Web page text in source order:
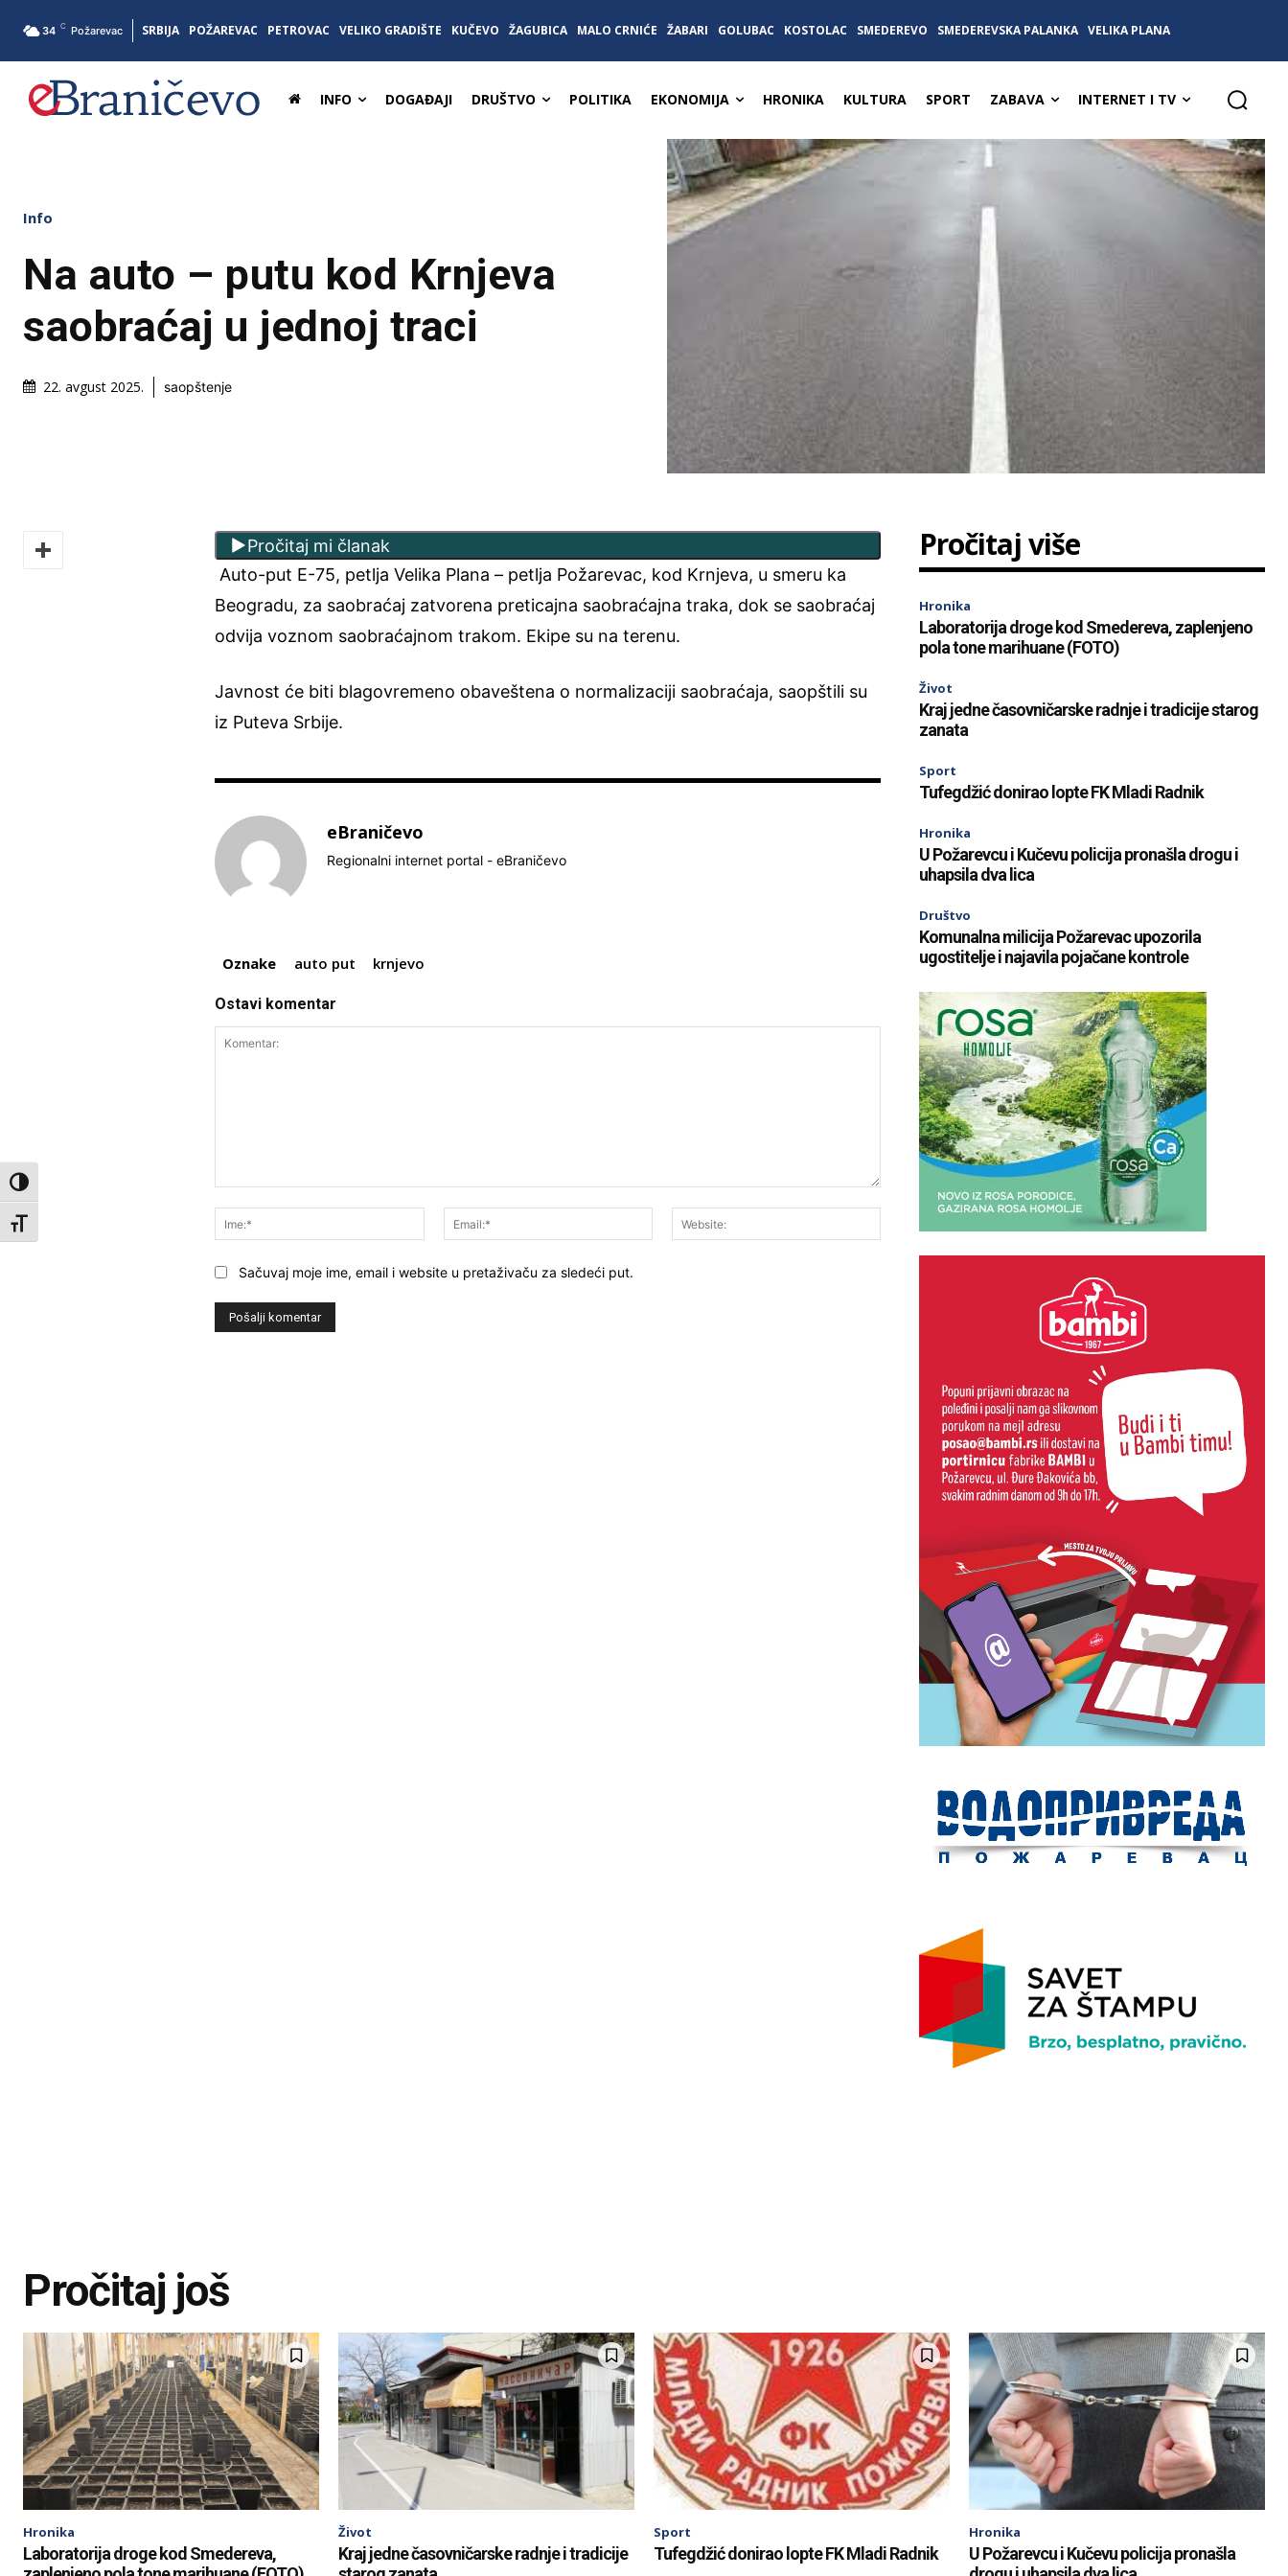
Toggle High Contrast
Toggle Font size
34 C Požarevac SRBIJA POŽAREVAC PETROVAC VELIKO GRADIŠTE KUČEVO ŽAGUBICA MALO CRNIĆE ŽABARI GOLUBAC KOSTOLAC SMEDEREVO SMEDEREVSKA PALANKA VELIKA PLANA
INFO DOGAĐAJI DRUŠTVO POLITIKA EKONOMIJA HRONIKA KULTURA SPORT ZABAVA INTERNET I TV
Info
Na auto – putu kod Krnjeva
saobraćaj u jednoj traci
22. avgust 2025. saopštenje
Pročitaj mi članak
Auto-put E-75, petlja Velika Plana – petlja Požarevac, kod Krnjeva, u smeru ka
Beogradu, za saobraćaj zatvorena preticajna saobraćajna traka, dok se saobraćaj
odvija voznom saobraćajnom trakom. Ekipe su na terenu.
Javnost će biti blagovremeno obaveštena o normalizaciji saobraćaja, saopštili su
iz Puteva Srbije.
eBraničevo
Regionalni internet portal - eBraničevo
Oznake auto put krnjevo
Ostavi komentar
Ime:*
Email:*
Sačuvaj moje ime, email i website u pretaživaču za sledeći put.
Pročitaj više
Hronika
Laboratorija droge kod Smedereva, zaplenjeno
pola tone marihuane (FOTO)
Život
Kraj jedne časovničarske radnje i tradicije starog
zanata
Sport
Tufegdžić donirao lopte FK Mladi Radnik
Hronika
U Požarevcu i Kučevu policija pronašla drogu i
uhapsila dva lica
Društvo
Komunalna milicija Požarevac upozorila
ugostitelje i najavila pojačane kontrole
Pročitaj još
Hronika
Laboratorija droge kod Smedereva,
Život
Kraj jedne časovničarske radnje i tradicije
Sport
Tufegdžić donirao lopte FK Mladi Radnik
Hronika
U Požarevcu i Kučevu policija pronašla